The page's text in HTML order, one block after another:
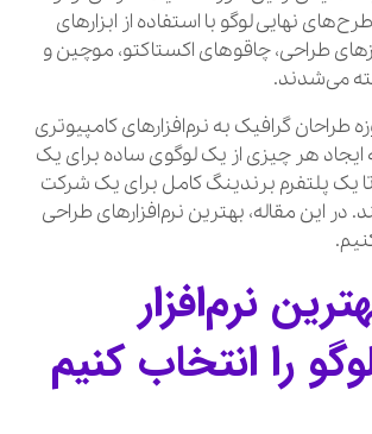
نهایی لوگو با استفاده از ابزارهای
طراحی، چاقوهای اکستاکتو، موچین و
می‌شدند.
طراحان گرافیک به نرم‌افزارهای کامپیوتری
هر چیزی از یک لوگوی ساده برای یک
یک پلتفرم برندینگ کامل برای یک شرکت
در این مقاله، بهترین نرم‌افزارهای طراحی
نرم‌افزار
را انتخاب کنیم